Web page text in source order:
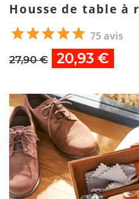
Housse de table à
75 avis
27,90 € 20,93 €